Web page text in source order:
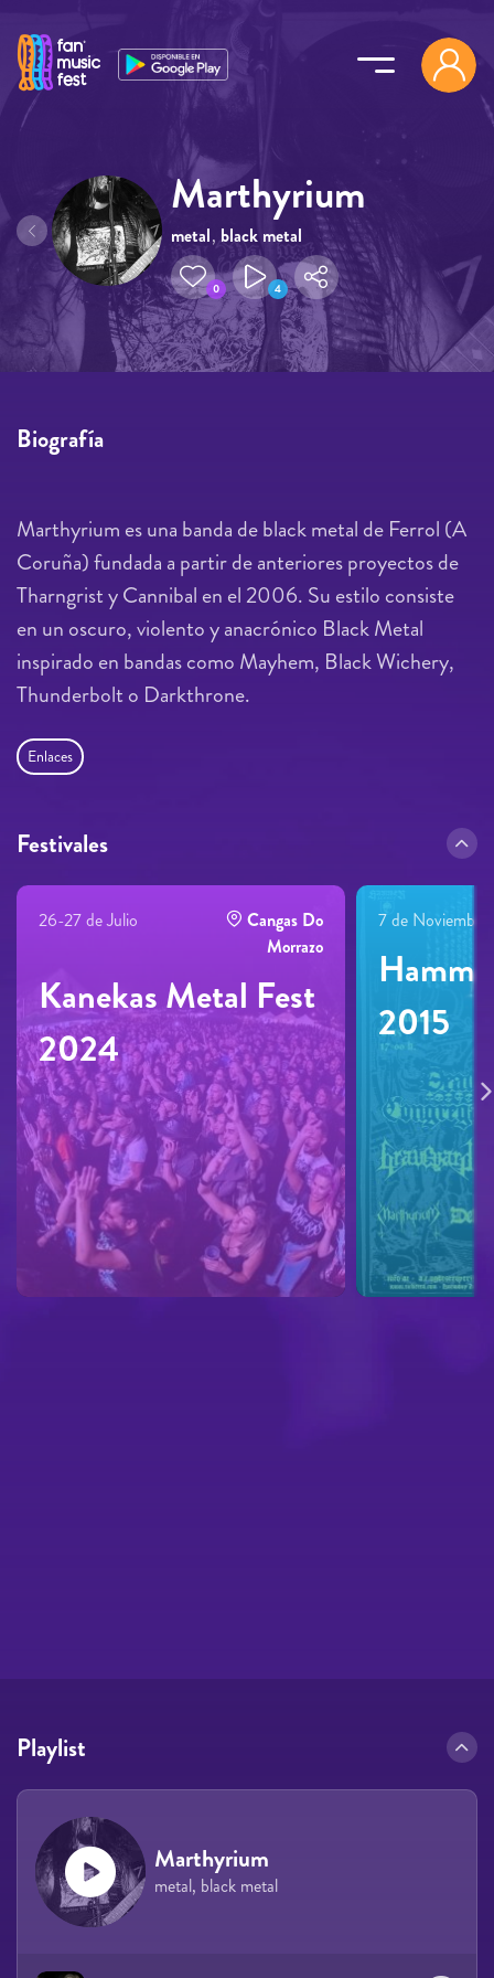
Marthyrium
metal, black metal
0 4
Biografía
Marthyrium es una banda de black metal de Ferrol (A
Coruña) fundada a partir de anteriores proyectos de
Tharngrist y Cannibal en el 2006. Su estilo consiste
en un oscuro, violento y anacrónico Black Metal
inspirado en bandas como Mayhem, Black Wichery,
Thunderbolt o Darkthrone.
Enlaces
Festivales
26-27 de Julio
Cangas Do
Morrazo
Kanekas Metal Fest
2024
7 de Noviembre
2015
Playlist
Marthyrium
metal, black metal